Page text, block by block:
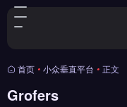
首页 • 小众垂直平台 • 正文
Grofers